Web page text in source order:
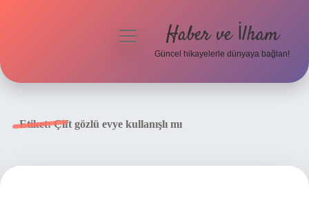
menüyü
Haber ve İlham
Güncel hikayelerle dünyaya bağlan!
Etiket:Çift gözlü evye kullanışlı mı